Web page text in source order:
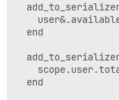
  end
  end